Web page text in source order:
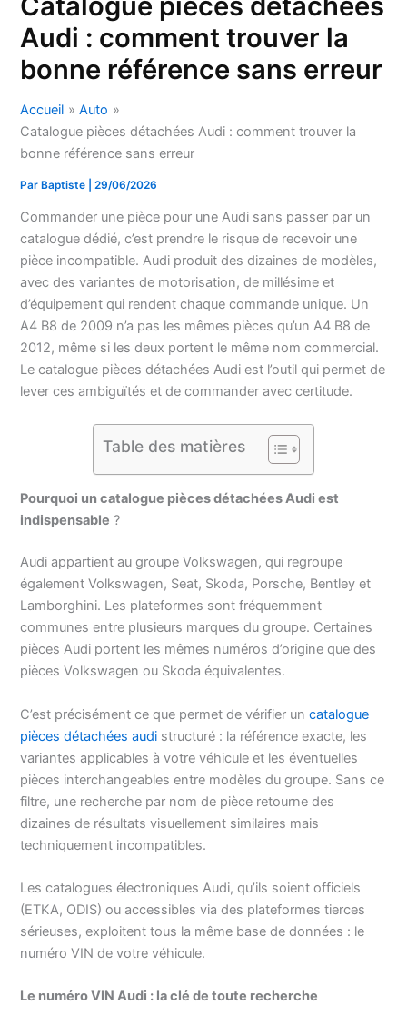
Audi : comment trouver la
bonne référence sans erreur
Accueil
Auto
Catalogue pièces détachées Audi : comment trouver la
bonne référence sans erreur
ParBaptiste |29/06/2026
Commander une pièce pour une Audi sans passer par un
catalogue dédié, c’est prendre le risque de recevoir une
pièce incompatible. Audi produit des dizaines de modèles,
avec des variantes de motorisation, de millésime et
d’équipement qui rendent chaque commande unique. Un
A4 B8 de 2009 n’a pas les mêmes pièces qu’un A4 B8 de
2012, même si les deux portent le même nom commercial.
Le catalogue pièces détachées Audi est l’outil qui permet de
lever ces ambiguïtés et de commander avec certitude.
Table des matières
Pourquoi un catalogue pièces détachées Audi est
indispensable ?
Audi appartient au groupe Volkswagen, qui regroupe
également Volkswagen, Seat, Skoda, Porsche, Bentley et
Lamborghini. Les plateformes sont fréquemment
communes entre plusieurs marques du groupe. Certaines
pièces Audi portent les mêmes numéros d’origine que des
pièces Volkswagen ou Skoda équivalentes.
C’est précisément ce que permet de vérifier uncatalogue
pièces détachées audi structuré : la référence exacte, les
variantes applicables à votre véhicule et les éventuelles
pièces interchangeables entre modèles du groupe. Sans ce
filtre, une recherche par nom de pièce retourne des
dizaines de résultats visuellement similaires mais
techniquement incompatibles.
Les catalogues électroniques Audi, qu’ils soient officiels
(ETKA, ODIS) ou accessibles via des plateformes tierces
sérieuses, exploitent tous la même base de données : le
numéro VIN de votre véhicule.
Le numéro VIN Audi : la clé de toute recherche